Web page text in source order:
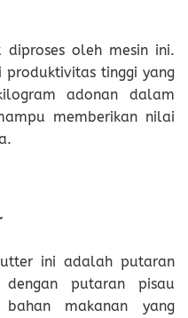
diproses oleh mesin ini.
tinggi yang
adonan dalam
memberikan nilai
ini adalah putaran
putaran pisau
makanan yang